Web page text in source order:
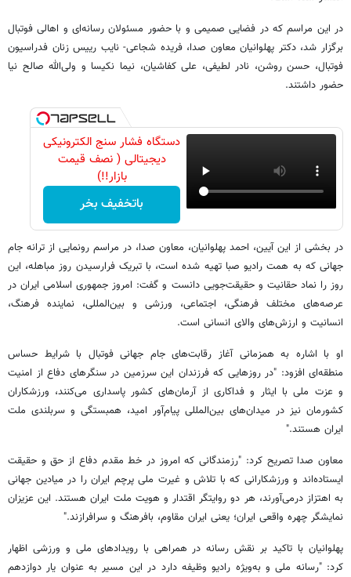
در این مراسم که در فضایی صمیمی و با حضور مسئولان رسانه‌ای و اهالی فوتبال
برگزار شد، دکتر پهلوانیان معاون صدا، فریده شجاعی- نایب رییس زنان فدراسیون
فوتبال، حسن روشن، نادر لطیفی، علی کفاشیان، نیما نکیسا و ولی‌الله صالح نیا
حضور داشتند.
دستگاه فشار سنج الکترونیکی
دیجیتالی ( نصف قیمت
بازار!!)
باتخفیف بخر
در بخشی از این آیین، احمد پهلوانیان، معاون صدا، در مراسم رونمایی از ترانه جام
جهانی که به همت رادیو صبا تهیه شده است، با تبریک فرارسیدن روز مباهله، این
روز را نماد حقانیت و حقیقت‌جویی دانست و گفت: امروز جمهوری اسلامی ایران در
عرصه‌های مختلف فرهنگی، اجتماعی، ورزشی و بین‌المللی، نماینده فرهنگ،
انسانیت و ارزش‌های والای انسانی است.
او با اشاره به همزمانی آغاز رقابت‌های جام جهانی فوتبال با شرایط حساس
منطقه‌ای افزود: "در روزهایی که فرزندان این سرزمین در سنگرهای دفاع از امنیت
و عزت ملی با ایثار و فداکاری از آرمان‌های کشور پاسداری می‌کنند، ورزشکاران
کشورمان نیز در میدان‌های بین‌المللی پیام‌آور امید، همبستگی و سربلندی ملت
ایران هستند."
معاون صدا تصریح کرد: "رزمندگانی که امروز در خط مقدم دفاع از حق و حقیقت
ایستاده‌اند و ورزشکارانی که با تلاش و غیرت ملی پرچم ایران را در میادین جهانی
به اهتزاز درمی‌آورند، هر دو روایتگر اقتدار و هویت ملت ایران هستند. این عزیزان
نمایشگر چهره واقعی ایران؛ یعنی ایران مقاوم، بافرهنگ و سرافرازند."
پهلوانیان با تاکید بر نقش رسانه در همراهی با رویدادهای ملی و ورزشی اظهار
کرد: "رسانه ملی و به‌ویژه رادیو وظیفه دارد در این مسیر به عنوان یار دوازدهم